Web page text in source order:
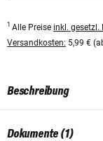
1 Alle Preise inkl. gesetzl.
Versandkosten: 5,99 €
Beschreibung
Dokumente (1)